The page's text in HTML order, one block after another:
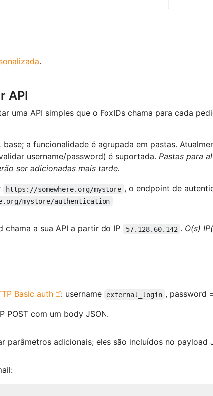
.
API
uma API simples que o FoxIDs chama para cada
base; a funcionalidade é agrupada em pastas.
username/password) é suportada. Pastas para
ser adicionadas mais tarde.
https://somewhere.org/mystore , o endpoint de
mystore/authentication
chama a sua API a partir do IP 57.128.60.142 . O(s)
Basic auth : username external_login , password
POST com um body JSON.
parâmetros adicionais; eles são incluídos no payload